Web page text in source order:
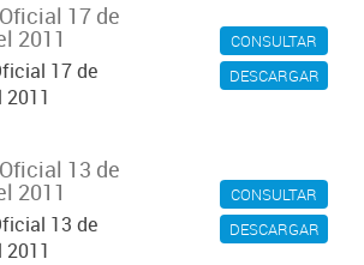
CONSULTAR
DESCARGAR
17 de
2011
17 de
CONSULTAR
DESCARGAR
13 de
2011
13 de